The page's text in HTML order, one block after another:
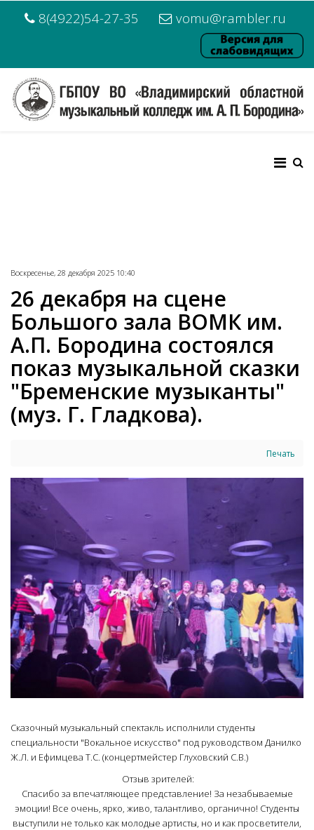
8(4922)54-27-35 vomu@rambler.ru
Воскресенье, 28 декабря 2025 10:40
26 декабря на сцене
Большого зала ВОМК им.
А.П. Бородина состоялся
показ музыкальной сказки
"Бременские музыканты"
(муз. Г. Гладкова).
Печать
Сказочный музыкальный спектакль исполнили студенты
специальности "Вокальное искусство" под руководством Данилко
Ж.Л. и Ефимцева Т.С. (концертмейстер Глуховский С.В.)
Отзыв зрителей:
Спасибо за впечатляющее представление! За незабываемые
эмоции! Все очень, ярко, живо, талантливо, органично! Студенты
выступили не только как молодые артисты, но и как просветители,